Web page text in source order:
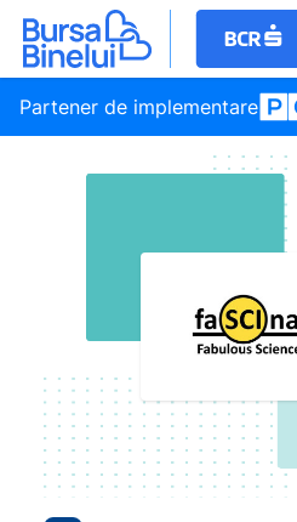
Partener de implementare